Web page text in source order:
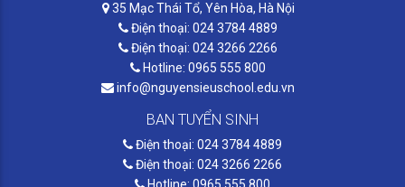
35 Mạc Thái Tổ, Yên Hòa, Hà Nội
Điện thoại: 024 3784 4889
Điện thoại: 024 3266 2266
Hotline: 0965 555 800
info@nguyensieuschool.edu.vn
BAN TUYỂN SINH
Điện thoại: 024 3784 4889
Điện thoại: 024 3266 2266